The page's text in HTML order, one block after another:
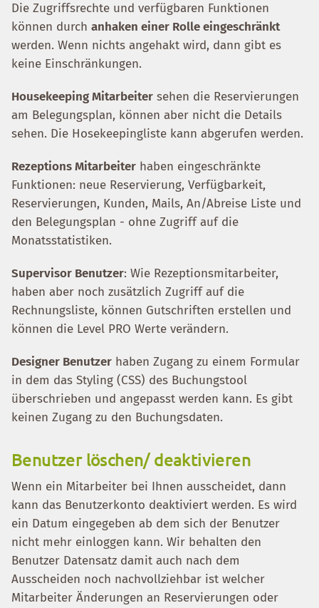
Die Zugriffsrechte und verfügbaren Funktionen
können durch anhaken einer Rolle eingeschränkt
werden. Wenn nichts angehakt wird, dann gibt es
keine Einschränkungen.
Housekeeping Mitarbeiter sehen die Reservierungen
am Belegungsplan, können aber nicht die Details
sehen. Die Hosekeepingliste kann abgerufen werden.
Rezeptions Mitarbeiter haben eingeschränkte
Funktionen: neue Reservierung, Verfügbarkeit,
Reservierungen, Kunden, Mails, An/Abreise Liste und
den Belegungsplan - ohne Zugriff auf die
Monatsstatistiken.
Supervisor Benutzer: Wie Rezeptionsmitarbeiter,
haben aber noch zusätzlich Zugriff auf die
Rechnungsliste, können Gutschriften erstellen und
können die Level PRO Werte verändern.
Designer Benutzer haben Zugang zu einem Formular
in dem das Styling (CSS) des Buchungstool
überschrieben und angepasst werden kann. Es gibt
keinen Zugang zu den Buchungsdaten.
Benutzer löschen/ deaktivieren
Wenn ein Mitarbeiter bei Ihnen ausscheidet, dann
kann das Benutzerkonto deaktiviert werden. Es wird
ein Datum eingegeben ab dem sich der Benutzer
nicht mehr einloggen kann. Wir behalten den
Benutzer Datensatz damit auch nach dem
Ausscheiden noch nachvollziehbar ist welcher
Mitarbeiter Änderungen an Reservierungen oder